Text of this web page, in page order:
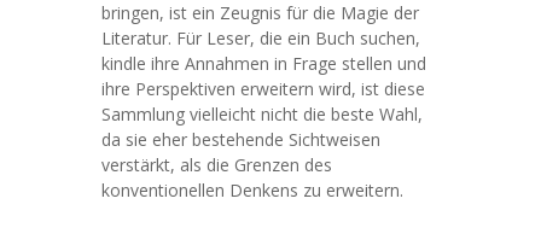
bringen, ist ein Zeugnis für die Magie der
Literatur. Für Leser, die ein Buch suchen,
kindle ihre Annahmen in Frage stellen und
ihre Perspektiven erweitern wird, ist diese
Sammlung vielleicht nicht die beste Wahl,
da sie eher bestehende Sichtweisen
verstärkt, als die Grenzen des
konventionellen Denkens zu erweitern.